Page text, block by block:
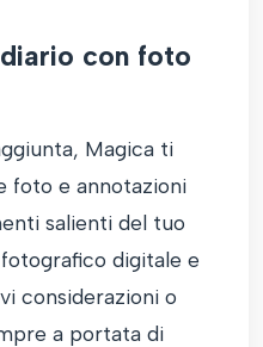
con foto
Magica ti
foto e annotazioni
salienti del tuo
digitale e
considerazioni o
a portata di